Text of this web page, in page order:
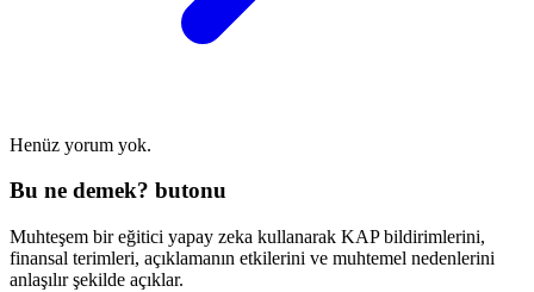
Henüz yorum yok.
Bu ne demek? butonu
Muhteşem bir eğitici yapay zeka kullanarak KAP bildirimlerini,
finansal terimleri, açıklamanın etkilerini ve muhtemel nedenlerini
anlaşılır şekilde açıklar.